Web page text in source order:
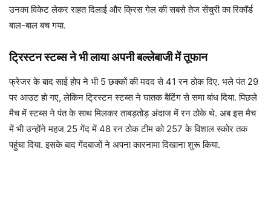
उनका विकेट लेकर राहत दिलाई और क्रिस गेल की सबसे तेज सेंचुरी का रिकॉर्ड
बाल-बाल बच गया.
ट्रिस्टन स्टब्स ने भी लाया अपनी बल्लेबाजी में तूफान
फ्रेजर के बाद साई होप ने भी 5 छक्कों की मदद से 41 रन ठोक दिए. भले पंत 29
पर आउट हो गए, लेकिन ट्रिस्टन स्टब्स ने घातक बैटिंग से समा बांध दिया. पिछले
मैच में स्टब्स ने पंत के साथ मिलकर ताबड़तोड़ अंदाज में रन ठोके थे. अब इस मैच
में भी उन्होंने महज 25 गेंद में 48 रन ठोक टीम को 257 के विशाल स्कोर तक
पहुंचा दिया. इसके बाद गेंदबाजों ने अपना कारनामा दिखाना शुरू किया.